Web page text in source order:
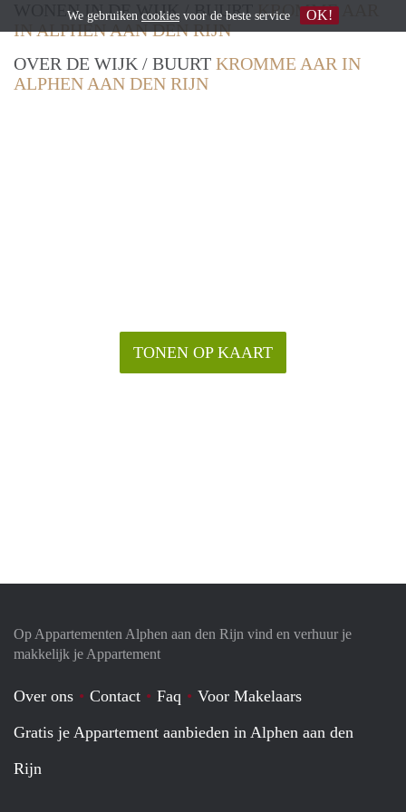
WONEN IN DE WIJK / BUURTKROMME AAR
IN ALPHEN AAN DEN RIJN
OVER DE WIJK / BUURT KROMME AAR IN
ALPHEN AAN DEN RIJN
TONEN OP KAART
Op Appartementen Alphen aan den Rijn vind en verhuur je
makkelijk je Appartement
Over ons Contact Faq
Voor Makelaars
Gratis je Appartement aanbieden in Alphen aan den
Rijn
We gebruiken cookies voor de beste service OK!